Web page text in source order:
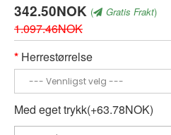
342.50NOK ( Gratis Frakt)
1.097.46NOK
Herrestørrelse
Med eget trykk(+63.78NOK)